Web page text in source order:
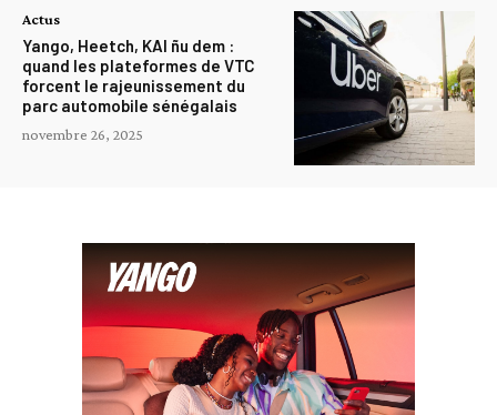
Actus
Yango, Heetch, KAI ñu dem :
quand les plateformes de VTC
forcent le rajeunissement du
parc automobile sénégalais
novembre 26, 2025